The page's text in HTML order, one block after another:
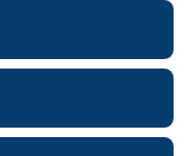
erid: 2SDnjcrDNw6